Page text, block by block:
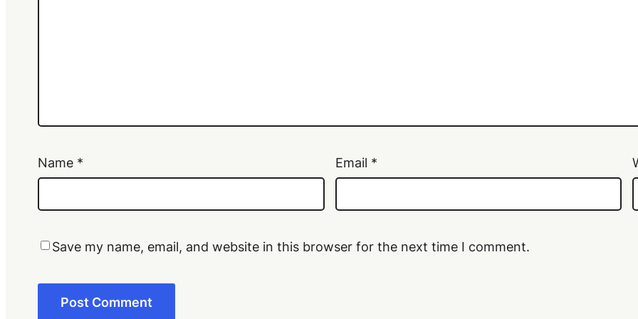
Name * Email *
Save my name, email, and website in this browser for the next time I comment.